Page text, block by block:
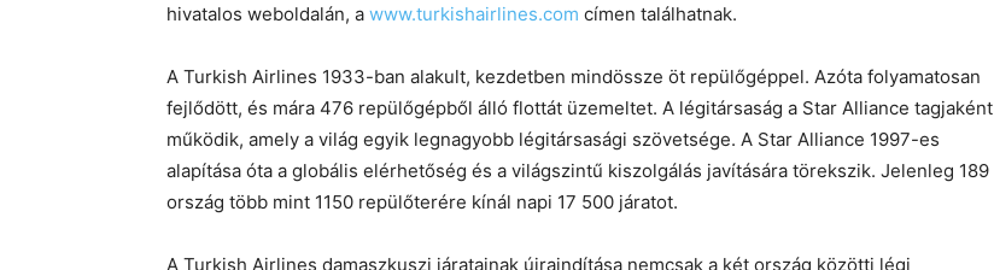
hivatalos weboldalán, a www.turkishairlines.com címen találhatnak.
A Turkish Airlines 1933-ban alakult, kezdetben mindössze öt repülőgéppel. Azóta folyamatosan
fejlődött, és mára 476 repülőgépből álló flottát üzemeltet. A légitársaság a Star Alliance tagjaként
működik, amely a világ egyik legnagyobb légitársasági szövetsége. A Star Alliance 1997-es
alapítása óta a globális elérhetőség és a világszintű kiszolgálás javítására törekszik. Jelenleg 189
ország több mint 1150 repülőterére kínál napi 17 500 járatot.
A Turkish Airlines damaszkuszi járatainak újraindítása nemcsak a két ország közötti légi